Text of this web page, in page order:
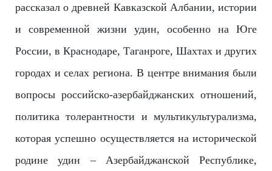
рассказал о древней Кавказской Албании, истории
и современной жизни удин, особенно на Юге
России, в Краснодаре, Таганроге, Шахтах и других
городах и селах региона. В центре внимания были
вопросы российско-азербайджанских отношений,
политика толерантности и мультикультурализма,
которая успешно осуществляется на исторической
родине удин – Азербайджанской Республике,